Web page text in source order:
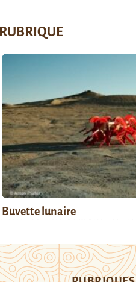
Buvette lunaire